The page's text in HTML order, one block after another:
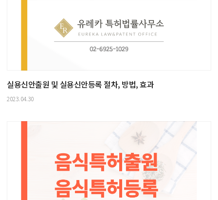
실용신안출원 및 실용신안등록 절차, 방법, 효과
2023.04.30